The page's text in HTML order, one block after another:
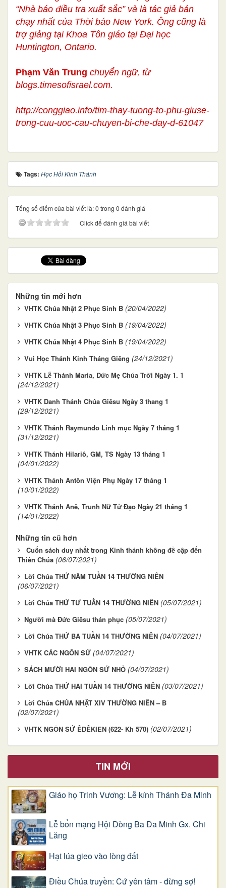
“Nhà báo điều tra xuất sắc” và là tác giả bán
chạy nhất của Thời báo New York. Ông cũng là
trợ giảng tại Khoa Tôn giáo tại Đại học
Huntington, Ontario.
Phạm Văn Trung chuyển ngữ, từ
blogs.timesofisrael.com.
http://conggiao.info/tim-thay-tuong-to-phu-giuse-
trong-cuu-uoc-cau-chuyen-bi-che-day-d-61047
Tags: Học Hỏi Kinh Thánh
Tổng số điểm của bài viết là: 0 trong 0 đánh giá
Click để đánh giá bài viết
Những tin mới hơn
VHTK Chúa Nhật 2 Phục Sinh B (20/04/2022)
VHTK Chúa Nhật 3 Phục Sinh B (19/04/2022)
VHTK Chúa Nhật 4 Phục Sinh B (19/04/2022)
Vui Học Thánh Kinh Tháng Giêng (24/12/2021)
VHTK Lễ Thánh Maria, Đức Mẹ Chúa Trời Ngày 1. 1
(24/12/2021)
VHTK Danh Thánh Chúa Giêsu Ngày 3 thang 1
(29/12/2021)
VHTK Thánh Raymundo Linh mục Ngày 7 tháng 1
(31/12/2021)
VHTK Thánh Hilariô, GM, TS Ngày 13 tháng 1
(04/01/2022)
VHTK Thánh Antôn Viện Phụ Ngày 17 tháng 1
(10/01/2022)
VHTK Thánh Anê, Trunh Nữ Tử Đạo Ngày 21 tháng 1
(14/01/2022)
Những tin cũ hơn
Cuốn sách duy nhất trong Kinh thánh không đề cập đến
Thiên Chúa (06/07/2021)
Lời Chúa THỨ NĂM TUẦN 14 THƯỜNG NIÊN
(06/07/2021)
Lời Chúa THỨ TƯ TUẦN 14 THƯỜNG NIÊN (05/07/2021)
Người mà Đức Giêsu thán phục (05/07/2021)
Lời Chúa THỨ BA TUẦN 14 THƯỜNG NIÊN (04/07/2021)
VHTK CÁC NGÔN SỨ (04/07/2021)
SÁCH MƯỜI HAI NGÔN SỨ NHỎ (04/07/2021)
Lời Chúa THỨ HAI TUẦN 14 THƯỜNG NIÊN (03/07/2021)
Lời Chúa CHÚA NHẬT XIV THƯỜNG NIÊN – B
(02/07/2021)
VHTK NGÔN SỨ ÊDÊKIEN (622- Kh 570) (02/07/2021)
TIN MỚI
Giáo họ Trinh Vương: Lễ kính Thánh Đa Minh
Lễ bổn mạng Hội Dòng Ba Đa Minh Gx. Chi
Lăng
Hạt lúa gieo vào lòng đất
Điều Chúa truyền: Cứ yên tâm - đừng sợ!